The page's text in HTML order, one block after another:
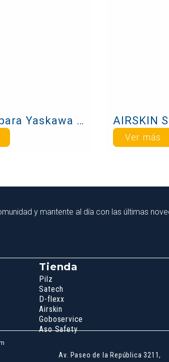
AIRSKIN para Yaskawa GP180 AIRSKIN
Ver más
y mantente al día con las últimas
Tienda
Pilz
Satech
D-flexx
Airskin
Goboservice
Aso Safety
Av. Paseo de la República 3211,